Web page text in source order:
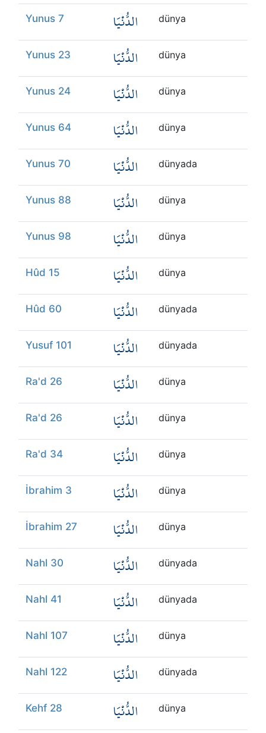
Yunus 7 الدُّنْيَا dünya
Yunus 23 الدُّنْيَا dünya
Yunus 24 الدُّنْيَا dünya
Yunus 64 الدُّنْيَا dünya
Yunus 70 الدُّنْيَا dünyada
Yunus 88 الدُّنْيَا dünya
Yunus 98 الدُّنْيَا dünya
Hûd 15 الدُّنْيَا dünya
Hûd 60 الدُّنْيَا dünyada
Yusuf 101 الدُّنْيَا dünyada
Ra'd 26 الدُّنْيَا dünya
Ra'd 26 الدُّنْيَا dünya
Ra'd 34 الدُّنْيَا dünya
İbrahim 3 الدُّنْيَا dünya
İbrahim 27 الدُّنْيَا dünya
Nahl 30 الدُّنْيَا dünyada
Nahl 41 الدُّنْيَا dünyada
Nahl 107 الدُّنْيَا dünya
Nahl 122 الدُّنْيَا dünyada
Kehf 28 الدُّنْيَا dünya